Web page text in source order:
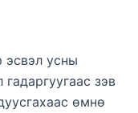
эсвэл усны
зэв
өмнө